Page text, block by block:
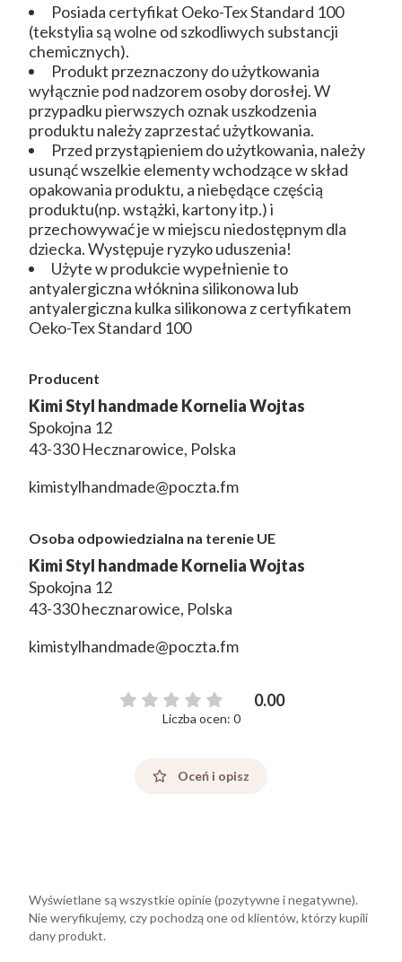
Posiada certyfikat Oeko-Tex Standard 100
(tekstylia są wolne od szkodliwych substancji
chemicznych).
Produkt przeznaczony do użytkowania
wyłącznie pod nadzorem osoby dorosłej. W
przypadku pierwszych oznak uszkodzenia
produktu należy zaprzestać użytkowania.
Przed przystąpieniem do użytkowania, należy
usunąć wszelkie elementy wchodzące w skład
opakowania produktu, a niebędące częścią
produktu(np. wstążki, kartony itp.) i
przechowywać je w miejscu niedostępnym dla
dziecka. Występuje ryzyko uduszenia!
Użyte w produkcie wypełnienie to
antyalergiczna włóknina silikonowa lub
antyalergiczna kulka silikonowa z certyfikatem
Oeko-Tex Standard 100
Producent
Kimi Styl handmade Kornelia Wojtas
Spokojna 12
43-330 Hecznarowice, Polska
kimistylhandmade@poczta.fm
Osoba odpowiedzialna na terenie UE
Kimi Styl handmade Kornelia Wojtas
Spokojna 12
43-330 hecznarowice, Polska
kimistylhandmade@poczta.fm
0.00
Liczba ocen: 0
Oceń i opisz
Wyświetlane są wszystkie opinie (pozytywne i negatywne).
Nie weryfikujemy, czy pochodzą one od klientów, którzy kupili
dany produkt.